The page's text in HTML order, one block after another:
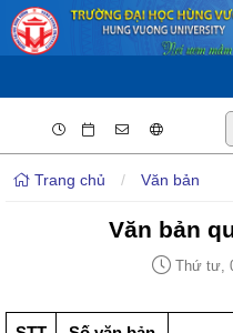
Trang chủ / Văn bản
Văn bản
Thứ tư,